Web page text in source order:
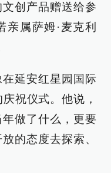
创产品赠送给参
亲属萨姆·麦克利
延安红星园国际
祝仪式。他说，
做了什么，更要
的态度去探索、